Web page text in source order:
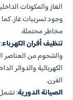
الغاز والمكونات
وجود تسريبات غاز.
مخاطر محتملة.
تنظيف أفران الكهرباء
والشحوم من العناصر
الكهربائية والدوائر
الفرن.
الصيانة الدورية: